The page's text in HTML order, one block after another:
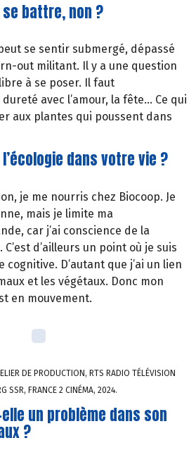
battre, non ?
se sentir submergé, dépassé
out militant. Il y a une question
à se poser. Il faut
avec l’amour, la fête… Ce qui
aux plantes qui poussent dans
dans votre vie ?
je me nourris chez Biocoop. Je
mais je limite ma
car j’ai conscience de la
d’ailleurs un point où je suis
D’autant que j’ai un lien
et les végétaux. Donc mon
en mouvement.
DE PRODUCTION, RTS RADIO TÉLÉVISION
SSR, FRANCE 2 CINÉMA, 2024.
un problème dans son
?